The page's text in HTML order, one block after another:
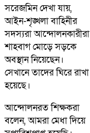
সরেজমিন দেখা যায়,
আইন-শৃঙ্খলা বাহিনীর
সদস্যরা আন্দোলনকারীরা
শাহবাগ মোড়ে সড়কে
অবস্থান নিয়েছেন।
সেখানে তাদের ঘিরে রাখা
হয়েছে।
আন্দোলনরত শিক্ষকরা
বলেন, আমরা মেধা দিয়ে